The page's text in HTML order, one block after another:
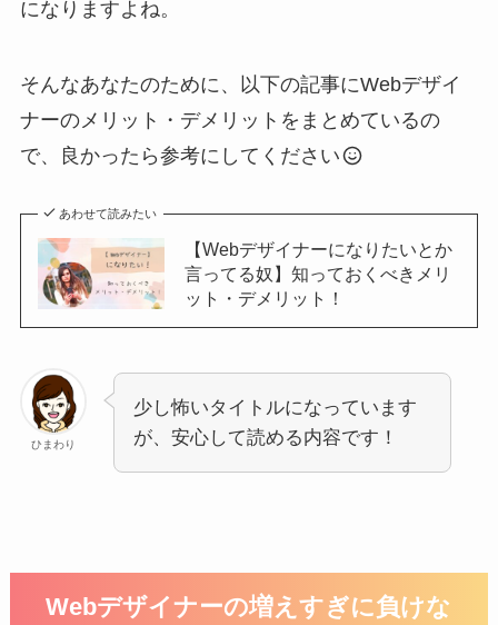
になりますよね。
そんなあなたのために、以下の記事にWebデザイ
ナーのメリット・デメリットをまとめているの
で、良かったら参考にしてください
あわせて読みたい
【Webデザイナーになりたいとか
言ってる奴】知っておくべきメリ
ット・デメリット！
ひまわり
少し怖いタイトルになっています
が、安心して読める内容です！
Webデザイナーの増えすぎに負けな